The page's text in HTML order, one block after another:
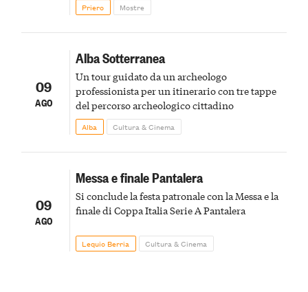
Priero Mostre
09
AGO
Alba Sotterranea
Un tour guidato da un archeologo
professionista per un itinerario con tre tappe
del percorso archeologico cittadino
Alba Cultura & Cinema
09
AGO
Messa e finale Pantalera
Si conclude la festa patronale con la Messa e la
finale di Coppa Italia Serie A Pantalera
Lequio Berria Cultura & Cinema